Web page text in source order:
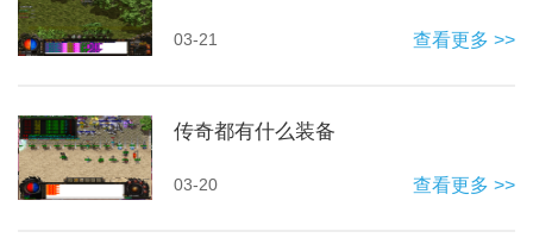
03-21 查看更多 >>
传奇都有什么装备
03-20 查看更多 >>